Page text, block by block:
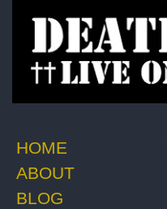
HOME
ABOUT
BLOG